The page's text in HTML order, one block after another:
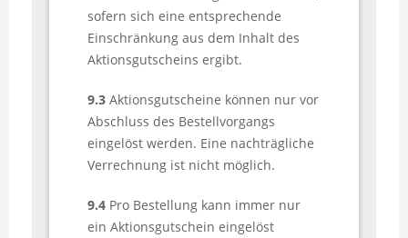
sofern sich eine entsprechende
Einschränkung aus dem Inhalt des
Aktionsgutscheins ergibt.
9.3Aktionsgutscheine können nur vor
Abschluss des Bestellvorgangs
eingelöst werden. Eine nachträgliche
Verrechnung ist nicht möglich.
9.4Pro Bestellung kann immer nur
ein Aktionsgutschein eingelöst